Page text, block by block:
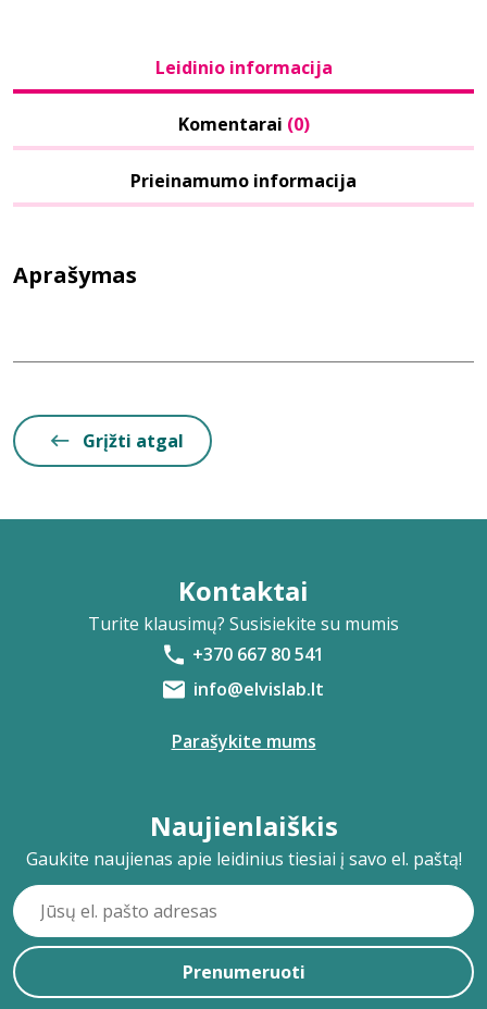
Leidinio informacija
Komentarai (0)
Prieinamumo informacija
Aprašymas
Grįžti atgal
Kontaktai
Turite klausimų? Susisiekite su mumis
+370 667 80 541
info@elvislab.lt
Parašykite mums
Naujienlaiškis
Gaukite naujienas apie leidinius tiesiai į savo el. paštą!
Prenumeruoti